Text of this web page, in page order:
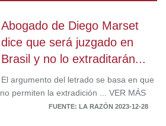
Abogado de Diego Marset
dice que será juzgado en
Brasil y no lo extraditarán...
El argumento del letrado se basa en que
permiten la extradición ... VER MÁS
FUENTE: LA RAZÓN 2023-12-28